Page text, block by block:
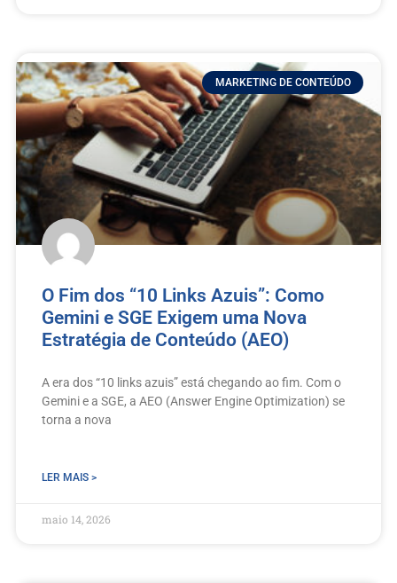
MARKETING DE CONTEÚDO
O Fim dos “10 Links Azuis”: Como
Gemini e SGE Exigem uma Nova
Estratégia de Conteúdo (AEO)
A era dos “10 links azuis” está chegando ao fim. Com o
Gemini e a SGE, a AEO (Answer Engine Optimization) se
torna a nova
LER MAIS >
maio 14, 2026